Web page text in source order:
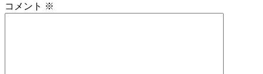
コメント ※